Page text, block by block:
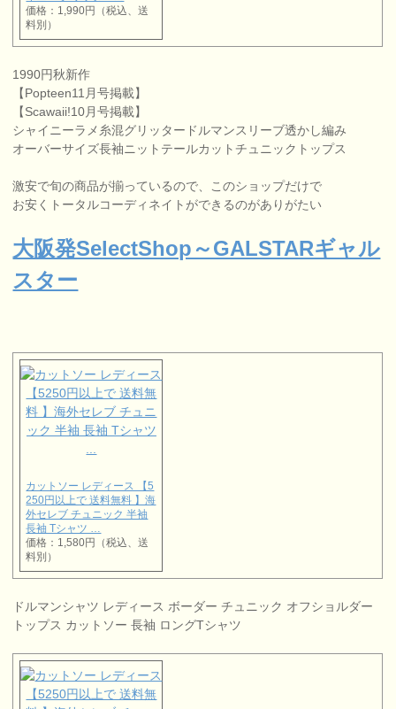
価格：1,990円（税込、送
料別）
1990円秋新作
【Popteen11月号掲載】
【Scawaii!10月号掲載】
シャイニーラメ糸混グリッタードルマンスリーブ透かし編み
オーバーサイズ長袖ニットテールカットチュニックトップス
激安で旬の商品が揃っているので、このショップだけで
お安くトータルコーディネイトができるのがありがたい
大阪発SelectShop～GALSTARギャル
スター
カットソー レディース 【5
250円以上で 送料無料 】海
外セレブ チュニック 半袖
長袖 Tシャツ …
価格：1,580円（税込、送
料別）
ドルマンシャツ レディース ボーダー チュニック オフショルダー
トップス カットソー 長袖 ロングTシャツ